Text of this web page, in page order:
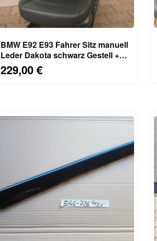
BMW E92 E93 Fahrer Sitz manuell
Leder Dakota schwarz Gestell +
Schiene + Airbag
229,00 €